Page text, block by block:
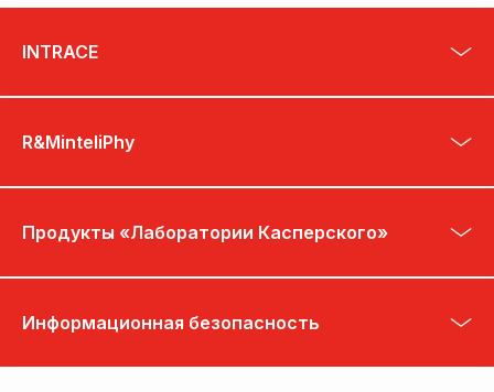
INTRACE
R&MinteliPhy
Продукты «Лаборатории Касперского»
Информационная безопасность